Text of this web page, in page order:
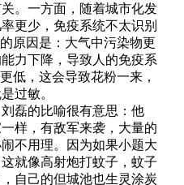
。一方面，随着城市化发
更少，免疫系统不太识别
原因是：大气中污染物更
力下降， 导致人的免疫系
低，这会导致花粉一来，
过敏。
磊的比喻很有意思：他
样，有敌军来袭，大量的
不用理。因为如果小题大
就像高射炮打蚊子，蚊子
自己的但城池也生灵涂炭